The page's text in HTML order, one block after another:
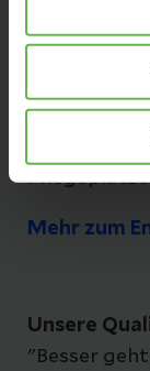
bei allen
Mehr zum
Unsere
"Besser